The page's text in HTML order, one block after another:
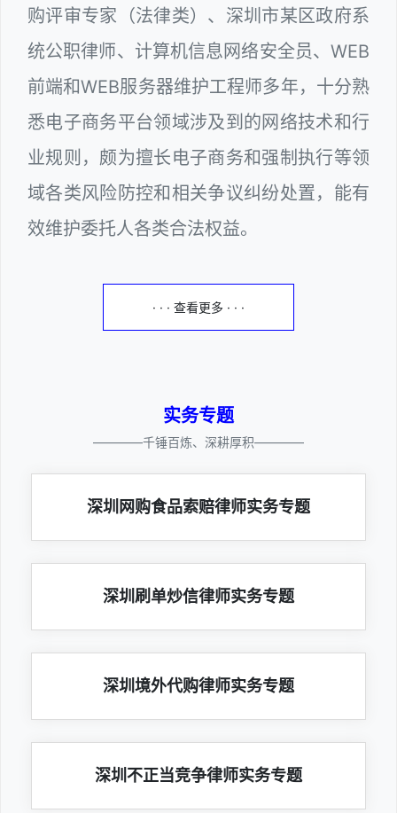
购评审专家（法律类）、深圳市某区政府系
统公职律师、计算机信息网络安全员、WEB
前端和WEB服务器维护工程师多年，十分熟
悉电子商务平台领域涉及到的网络技术和行
业规则，颇为擅长电子商务和强制执行等领
域各类风险防控和相关争议纠纷处置，能有
效维护委托人各类合法权益。
· · · 查看更多 · · ·
实务专题
————千锤百炼、深耕厚积————
深圳网购食品索赔律师实务专题
深圳刷单炒信律师实务专题
深圳境外代购律师实务专题
深圳不正当竞争律师实务专题